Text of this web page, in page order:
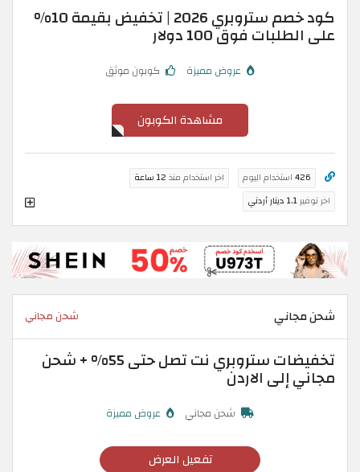
كود خصم ستروبري 2026 | تخفيض بقيمة 10%
على الطلبات فوق 100 دولار
عروض مميزة كوبون موثق
مشاهدة الكوبون
426 استخدام اليوم اخر استخدام منذ 12 ساعة
اخر توفير1.1 دينار أردني
شحن مجاني شحن مجاني
تخفيضات ستروبري نت تصل حتى 55% + شحن
مجاني إلى الاردن
شحن مجاني عروض مميزة
تفعيل العرض